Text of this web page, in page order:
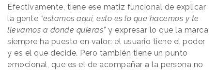
Efectivamente, tiene ese matiz funcional de explicar
la gente “estamos aquí, esto es lo que hacemos y te
llevamos a donde quieras”y expresar lo que la marca
siempre ha puesto en valor: el usuario tiene el poder
y es el que decide. Pero también tiene un punto
emocional, que es el de acompañar a la persona no